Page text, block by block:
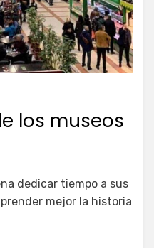
los museos
dedicar tiempo a sus
mejor la historia